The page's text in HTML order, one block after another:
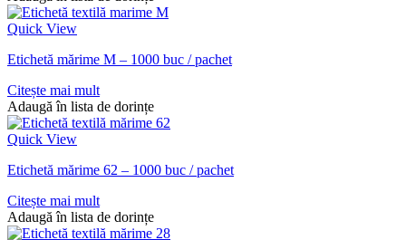
Quick View
Etichetă mărime M – 1000 buc / pachet
Citește mai mult
Adaugă în lista de dorințe
Quick View
Etichetă mărime 62 – 1000 buc / pachet
Citește mai mult
Adaugă în lista de dorințe